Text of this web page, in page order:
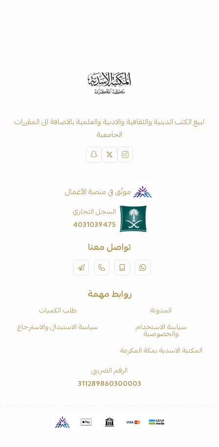
لبيع الكتب الدينية والثقافية والادبية والعلمية بالاضافة الى المقررات
الجامعية
موثّق في منصة الأعمال
السجل التجاري
4031039475
تواصل معنا
روابط مهمة
المدونة
طلب الكميات
سياسة الاستخدام
والخصوصية
سياسة الاستبدال والاسترجاع
المكتبة الاسدية بمكة المكرمة
الرقم الضريبي
311289860300003